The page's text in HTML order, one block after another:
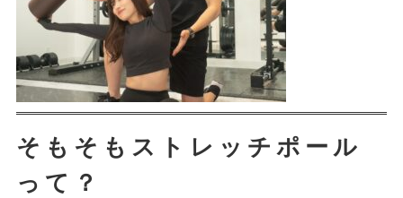
そもそもストレッチポール
って？